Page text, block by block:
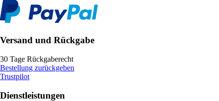
Versand und Rückgabe
30 Tage Rückgaberecht
Bestellung zurückgeben
Trustpilot
Dienstleistungen